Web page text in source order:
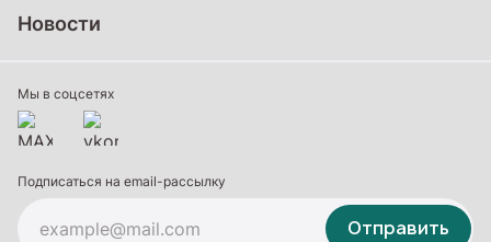
Дополнительное образование
Новости
Мы в соцсетях
Подписаться на email-рассылку
Отправить